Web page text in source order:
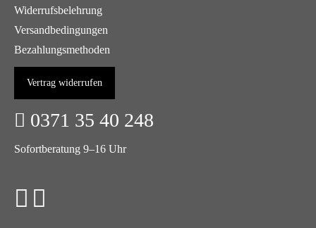
Widerrufsbelehrung
Versandbedingungen
Bezahlungsmethoden
Vertrag widerrufen
0371 35 40 248
Sofortberatung 9–16 Uhr